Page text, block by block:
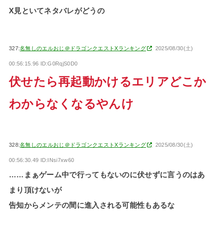
X見といてネタバレがどうの
327:名無しのエルおじ＠ドラゴンクエストXランキング 2025/08/30(土)
00:56:15.96 ID:G0RqjS0D0
伏せたら再起動かけるエリアどこか
わからなくなるやんけ
328:名無しのエルおじ＠ドラゴンクエストXランキング 2025/08/30(土)
00:56:30.49 ID:INsi7xw60
……まぁゲーム中で行ってもないのに伏せずに言うのはあ
まり頂けないが
告知からメンテの間に進入される可能性もあるな